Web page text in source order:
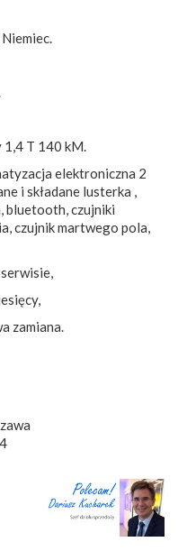
1,4 T 140 kM.
elektroniczna 2
i składane lusterka ,
bluetooth, czujniki
czujnik martwego pola,
zamiana.